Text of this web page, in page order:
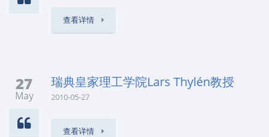
查看详情
27
May
瑞典皇家理工学院Lars Thylén教授
2010-05-27
查看详情